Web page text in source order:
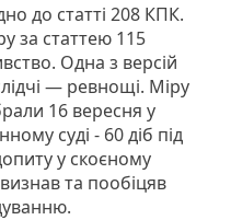
до статті 208 КПК.
за статтею 115
Одна з версій
— ревнощі. Міру
16 вересня у
суді - 60 діб під
у скоєному
та пообіцяв